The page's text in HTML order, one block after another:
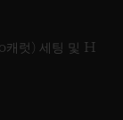
캐럿) 세팅 및 H